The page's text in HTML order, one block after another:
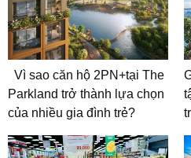
Vì sao căn hộ 2PN+tại The
Parkland trở thành lựa chọn
của nhiều gia đình trẻ?